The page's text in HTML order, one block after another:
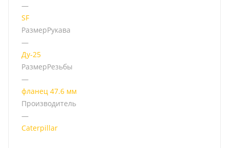
—
SF
РазмерРукава
—
Ду-25
РазмерРезьбы
—
фланец 47.6 мм
Производитель
—
Caterpillar